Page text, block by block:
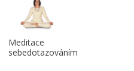
Meditace
sebedotazováním